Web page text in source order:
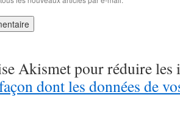
Akismet pour réduire les
dont les données de